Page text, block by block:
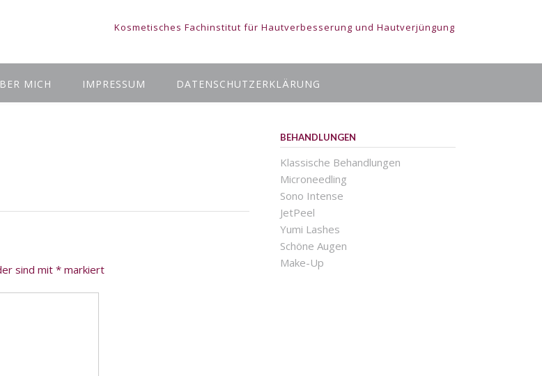
Kosmetisches Fachinstitut für Hautverbesserung und Hautverjüngung
MICH IMPRESSUM DATENSCHUTZERKLÄRUNG
sind mit * markiert
BEHANDLUNGEN
Klassische Behandlungen
Microneedling
Sono Intense
JetPeel
Yumi Lashes
Schöne Augen
Make-Up